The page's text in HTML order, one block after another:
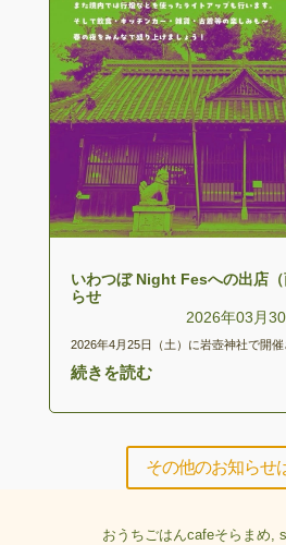
いわつぼ Night Fesへの出店
らせ
2026年03月
2026年4月25日（土）に岩壺神社で開催
続きを読む
その他のお知らせ
おうちごはんcafeそらまめ,